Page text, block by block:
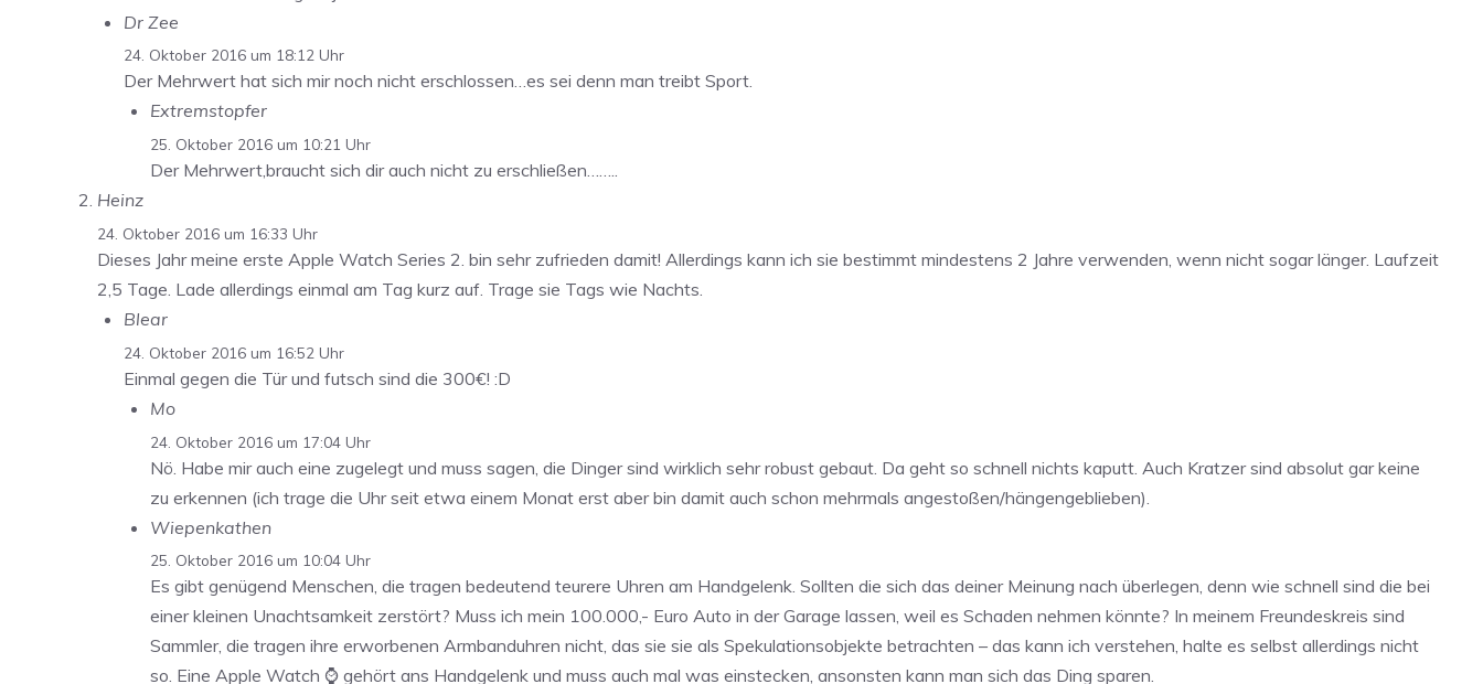
Dr Zee
24. Oktober 2016 um 18:12 Uhr
Der Mehrwert hat sich mir noch nicht erschlossen…es sei denn man treibt Sport.
Extremstopfer
25. Oktober 2016 um 10:21 Uhr
Der Mehrwert,braucht sich dir auch nicht zu erschließen……..
Heinz
24. Oktober 2016 um 16:33 Uhr
Dieses Jahr meine erste Apple Watch Series 2. bin sehr zufrieden damit! Allerdings kann ich sie bestimmt mindestens 2 Jahre verwenden, wenn nicht sogar länger. Laufzeit
2,5 Tage. Lade allerdings einmal am Tag kurz auf. Trage sie Tags wie Nachts.
Blear
24. Oktober 2016 um 16:52 Uhr
Einmal gegen die Tür und futsch sind die 300€! :D
Mo
24. Oktober 2016 um 17:04 Uhr
Nö. Habe mir auch eine zugelegt und muss sagen, die Dinger sind wirklich sehr robust gebaut. Da geht so schnell nichts kaputt. Auch Kratzer sind absolut gar keine
zu erkennen (ich trage die Uhr seit etwa einem Monat erst aber bin damit auch schon mehrmals angestoßen/hängengeblieben).
Wiepenkathen
25. Oktober 2016 um 10:04 Uhr
Es gibt genügend Menschen, die tragen bedeutend teurere Uhren am Handgelenk. Sollten die sich das deiner Meinung nach überlegen, denn wie schnell sind die bei
einer kleinen Unachtsamkeit zerstört? Muss ich mein 100.000,- Euro Auto in der Garage lassen, weil es Schaden nehmen könnte? In meinem Freundeskreis sind
Sammler, die tragen ihre erworbenen Armbanduhren nicht, das sie sie als Spekulationsobjekte betrachten – das kann ich verstehen, halte es selbst allerdings nicht
so. Eine Apple Watch ⌚️ gehört ans Handgelenk und muss auch mal was einstecken, ansonsten kann man sich das Ding sparen.